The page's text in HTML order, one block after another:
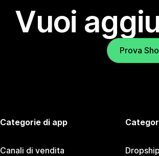
Vuoi
Prova
Categorie di app
Canali di vendita